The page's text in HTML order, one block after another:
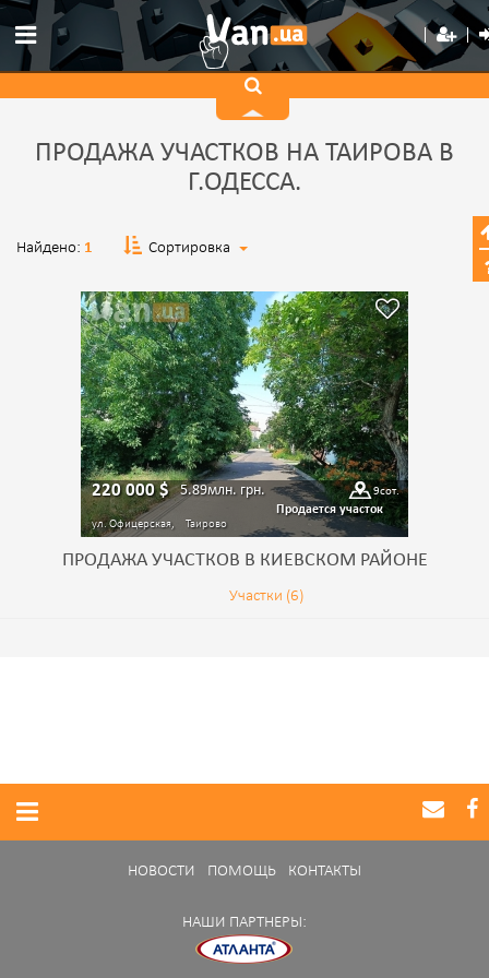
ПРОДАЖА УЧАСТКОВ НА ТАИРОВА В
Г.ОДЕССА.
Найдено: 1 Сортировка
220 000$ 5.89млн. грн. 9сот.
Продается участок
ул. Офицерская, Таирово
ПРОДАЖА УЧАСТКОВ В КИЕВСКОМ РАЙОНЕ
Участки (6)
НОВОСТИ ПОМОЩЬ КОНТАКТЫ
НАШИ ПАРТНЕРЫ: